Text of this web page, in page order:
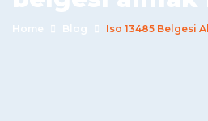
Home Blog Iso 13485 Belgesi